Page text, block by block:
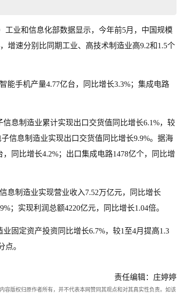
工业和信息化部数据显示，今年前5月，中国规模
增速分别比同期工业、高技术制造业高9.2和1.5个
能手机产量4.77亿台，同比增长3.3%；集成电路
息制造业累计实现出口交货值同比增长6.1%，较
信息制造业实现出口交货值同比增长9.9%。据海
同比增长4.2%；出口集成电路1478亿个，同比增
息制造业实现营业收入7.52万亿元，同比增长
；实现利润总额4220亿元，同比增长1.04倍。
固定资产投资同比增长6.7%，较1至4月提高1.3
点。
责任编辑：庄婷婷
容版权归原作者所有，并不代表本网赞同其观点和对其真实性负责。如该